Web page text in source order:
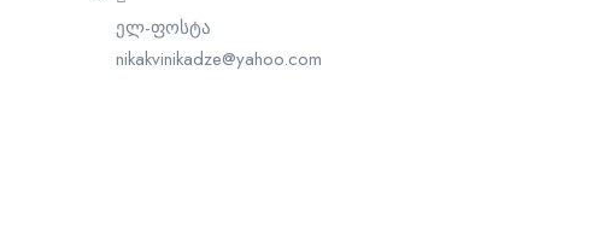
ელ-ფოსტა
nikakvinikadze@yahoo.com